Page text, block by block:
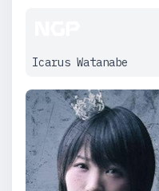
Icarus Watanabe